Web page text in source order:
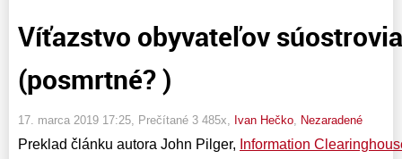
Víťazstvo obyvateľov
(posmrtné? )
17. marca 2019 17:25 , Prečítané 3 485x, Ivan Hečko Nezaradené
Preklad článku autora John Pilger, Information